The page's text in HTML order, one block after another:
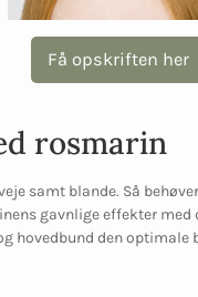
Få opskriften her
rosmarin
samt blande. Så
gavnlige effekter
hovedbund den optimale